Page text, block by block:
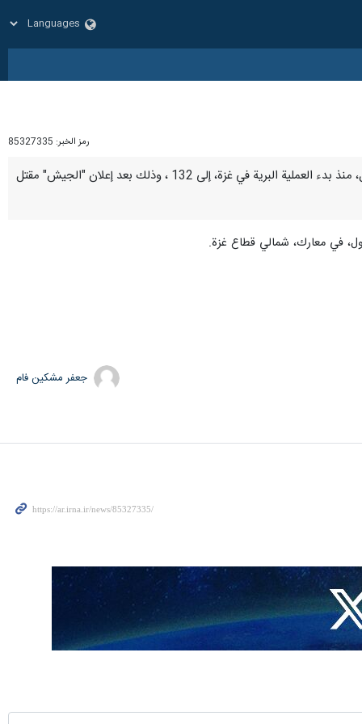
رمز الخبر: 85327335
طهران / 20 كانون الاول/ديسمبر/ارنا- أعلنت وسائل إعلام عبرية، الاثنين، ارتفاع عدد القتلى في صفوف جيش الاحتلال، منذ بدء العملية البرية في غزة، إلى 132 ، وذلك بعد إعلان "الجيش" مقتل
في معارك، شمالي قطاع غزة.
جعفر مشکین فام